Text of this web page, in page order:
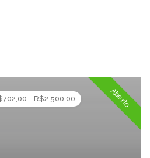
- R$2.500,00
Aberto